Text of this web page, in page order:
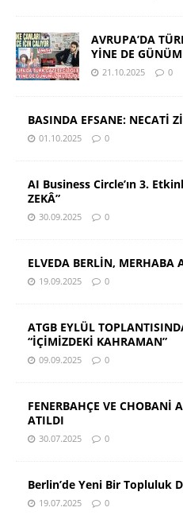
AVRUPA’DA
YİNE DE
21.10.2025 0
BASINDA EFSANE: NECATİ
01.10.2025 0
AI Business Circle’ın 3.
ZEKÂ”
30.09.2025 0
ELVEDA BERLİN, MERHABA
19.09.2025 0
ATGB EYLÜL
“İÇİMİZDEKİ KAHRAMAN”
09.09.2025 0
FENERBAHÇE VE CHOBANİ
ATILDI
30.07.2025 0
Berlin’de Yeni Bir Topluluk
19.07.2025 0